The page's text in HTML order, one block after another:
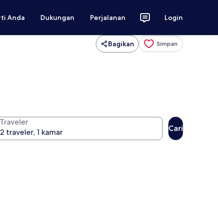
Anda Dukungan Perjalanan Login
Bagikan Simpan
Traveler
Cari